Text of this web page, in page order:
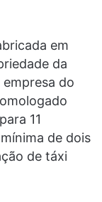
em
da
do
11
de dois
de táxi